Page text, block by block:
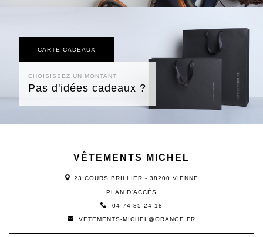
CARTE CADEAUX
CHOISISSEZ UN MONTANT
Pas d'idées cadeaux ?
VÊTEMENTS MICHEL
23 COURS BRILLIER - 38200 VIENNE
PLAN D'ACCÈS
04 74 85 24 18
VETEMENTS-MICHEL@ORANGE.FR